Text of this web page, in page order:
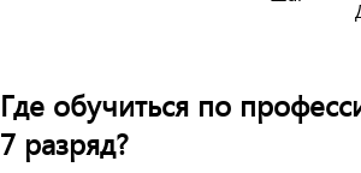
Где обучиться по
7 разряд?